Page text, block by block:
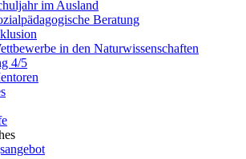
im Ausland
Beratung
in den Naturwissenschaften
4/5